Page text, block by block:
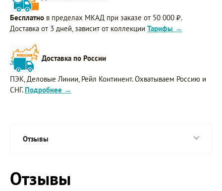
Бесплатно в пределах МКАД при заказе от 50 000 ₽.
Доставка от 3 дней, зависит от коллекции Тарифы →
Доставка по России
ПЭК, Деловые Линии, Рейл Континент. Охватываем Россию и
СНГ. Подробнее →
Отзывы
Отзывы